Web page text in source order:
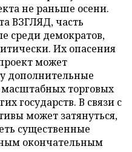
не раньше осени.
ВЗГЛЯД, часть
среди демократов,
Их опасения
может
дополнительные
торговых
государств. В связи с
может затянуться,
существенные
окончательным